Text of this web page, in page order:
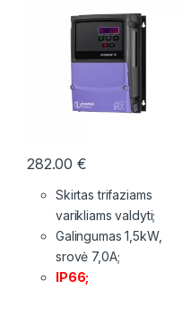
282.00€
Skirtas trifaziams
varikliams valdyti;
Galingumas 1,5kW,
srovė 7,0A;
IP66;